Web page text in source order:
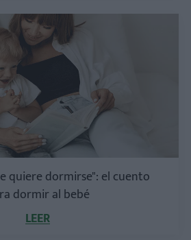
quiere dormirse": el cuento
dormir al bebé
LEER